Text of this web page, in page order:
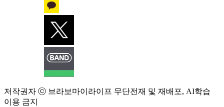
저작권자 ⓒ 브라보마이라이프 무단전재 및 재배포, AI학습
이용 금지